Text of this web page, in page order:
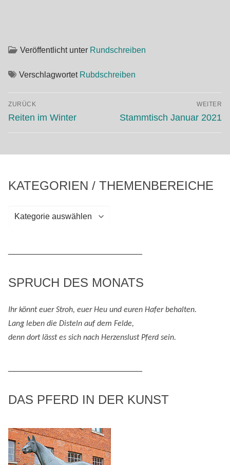
Veröffentlicht unter Rundschreiben
Verschlagwortet Rubdschreiben
Beitragsnavigation
ZURÜCK
Vorheriger
Reiten im Winter
WEITER
Nächster
Stammtisch Januar 2021
KATEGORIEN / THEMENBEREICHE
Kategorien
SPRUCH DES MONATS
Ihr könnt euer Stroh, euer Heu und euren Hafer behalten.
Lang leben die Disteln auf dem Felde,
denn dort lässt es sich nach Herzenslust Pferd sein.
DAS PFERD IN DER KUNST